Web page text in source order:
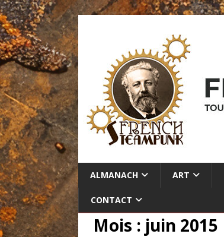
ALMANACH ART
CONTACT
Mois : juin 2015